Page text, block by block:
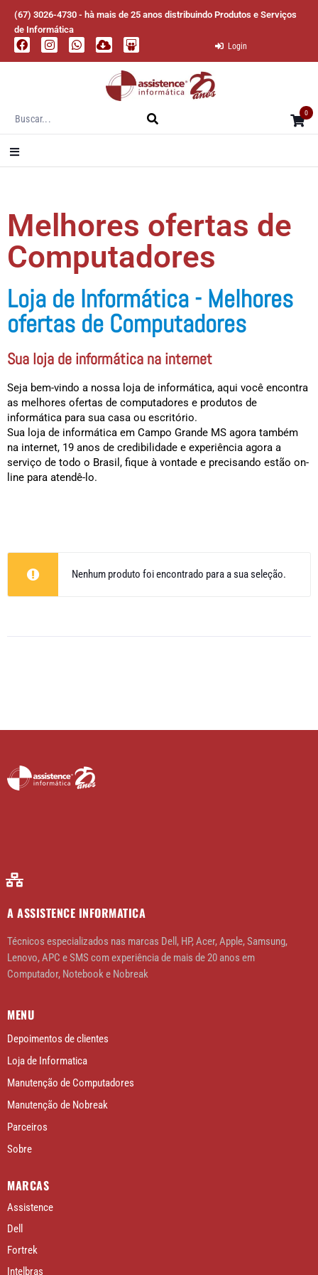
(67) 3026-4730 - hà mais de 25 anos distribuindo Produtos e Serviços
de Informática
Login
0
Melhores ofertas de
Computadores
Loja de Informática - Melhores
ofertas de Computadores
Sua loja de informática na internet
Seja bem-vindo a nossa loja de informática, aqui você encontra
as melhores ofertas de computadores e produtos de
informática para sua casa ou escritório.
Sua loja de informática em Campo Grande MS agora também
na internet, 19 anos de credibilidade e experiência agora a
serviço de todo o Brasil, fique à vontade e precisando estão on-
line para atendê-lo.
Nenhum produto foi encontrado para a sua seleção.
A ASSISTENCE INFORMATICA
Técnicos especializados nas marcas Dell, HP, Acer, Apple, Samsung,
Lenovo, APC e SMS com experiência de mais de 20 anos em
Computador, Notebook e Nobreak
MENU
Depoimentos de clientes
Loja de Informatica
Manutenção de Computadores
Manutenção de Nobreak
Parceiros
Sobre
MARCAS
Assistence
Dell
Fortrek
Intelbras